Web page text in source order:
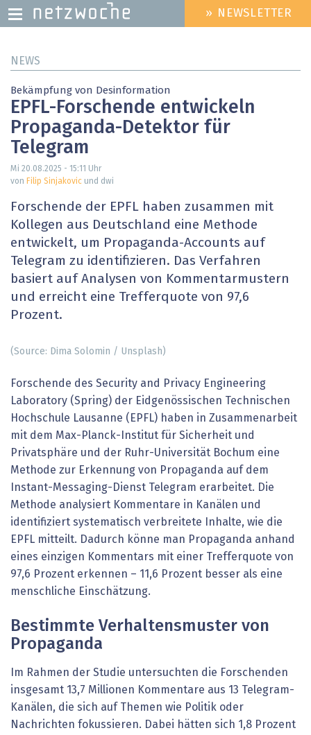
zum
HEADER
MENU
» NEWSLETTER
NEWS
Bekämpfung von Desinformation
EPFL-Forschende entwickeln
Propaganda-Detektor für
Telegram
Mi 20.08.2025 - 15:11 Uhr
von Filip Sinjakovic und dwi
Forschende der EPFL haben zusammen mit
Kollegen aus Deutschland eine Methode
entwickelt, um Propaganda-Accounts auf
Telegram zu identifizieren. Das Verfahren
basiert auf Analysen von Kommentarmustern
und erreicht eine Trefferquote von 97,6
Prozent.
(Source: Dima Solomin / Unsplash)
Forschende des Security and Privacy Engineering
Laboratory (Spring) der Eidgenössischen Technischen
Hochschule Lausanne (EPFL) haben in Zusammenarbeit
mit dem Max-Planck-Institut für Sicherheit und
Privatsphäre und der Ruhr-Universität Bochum eine
Methode zur Erkennung von Propaganda auf dem
Instant-Messaging-Dienst Telegram erarbeitet. Die
Methode analysiert Kommentare in Kanälen und
identifiziert systematisch verbreitete Inhalte, wie die
EPFL mitteilt. Dadurch könne man Propaganda anhand
eines einzigen Kommentars mit einer Trefferquote von
97,6 Prozent erkennen – 11,6 Prozent besser als eine
menschliche Einschätzung.
Bestimmte Verhaltensmuster von
Propaganda
Im Rahmen der Studie untersuchten die Forschenden
insgesamt 13,7 Millionen Kommentare aus 13 Telegram-
Kanälen, die sich auf Themen wie Politik oder
Nachrichten fokussieren. Dabei hätten sich 1,8 Prozent